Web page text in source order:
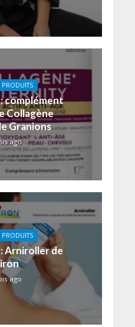
PRODUITS
complément
Collagène
Granions
ago
PRODUITS
Arniroller de
ago